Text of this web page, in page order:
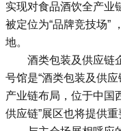
实现对食品酒饮全产业
被定位为“品牌竞技场”
地。
酒类包装及供应链
号馆是“酒类包装及供
产业链布局，位于中国
供应链”展区也将提供